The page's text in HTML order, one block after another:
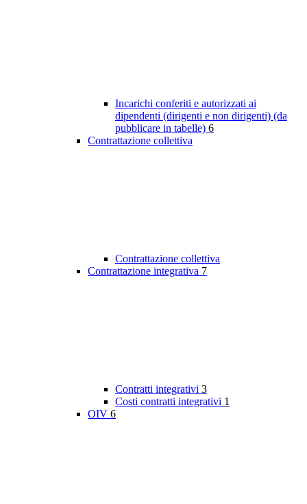
Incarichi conferiti e autorizzati ai
dipendenti (dirigenti e non dirigenti) (da
pubblicare in tabelle) 6
Contrattazione collettiva
Contrattazione collettiva
Contrattazione integrativa 7
Contratti integrativi 3
Costi contratti integrativi 1
OIV 6